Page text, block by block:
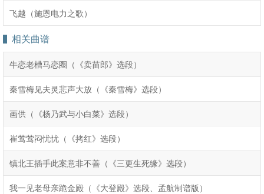
飞越（施恩电力之歌）
相关曲谱
牛恋老槽马恋圈（《卖苗郎》选段）
秦雪梅见夫灵悲声大放（《秦雪梅》选段）
画供（《杨乃武与小白菜》选段）
崔莺莺闷忧忧（《拷红》选段）
镇北王插手此案意非不善（《三更生死缘》选段）
我一见老母亲跪金殿（《大登殿》选段、孟航制谱版）